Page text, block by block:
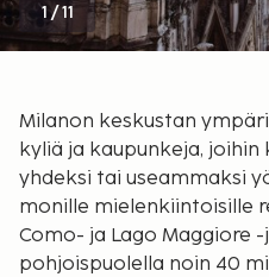
1/11
Milanon keskustan
kyliä ja kaupunkeja,
yhdeksi tai useammaksi
monille mielenkiintoisille
Como- ja Lago Maggiore
pohjoispuolella noin 40